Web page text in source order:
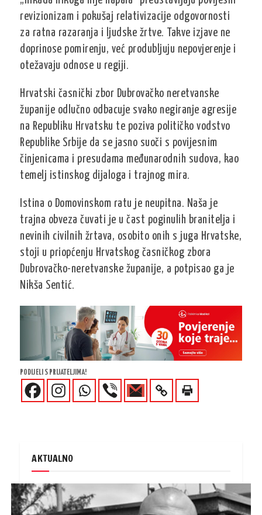
revizionizam i pokušaj relativizacije odgovornosti
za ratna razaranja i ljudske žrtve. Takve izjave ne
doprinose pomirenju, već produbljuju nepovjerenje i
otežavaju odnose u regiji.
Hrvatski časnički zbor Dubrovačko neretvanske
županije odlučno odbacuje svako negiranje agresije
na Republiku Hrvatsku te poziva političko vodstvo
Republike Srbije da se jasno suoči s povijesnim
činjenicama i presudama međunarodnih sudova, kao
temelj istinskog dijaloga i trajnog mira.
Istina o Domovinskom ratu je neupitna. Naša je
trajna obveza čuvati je u čast poginulih branitelja i
nevinih civilnih žrtava, osobito onih s juga Hrvatske,
stoji u priopćenju Hrvatskog časničkog zbora
Dubrovačko-neretvanske županije, a potpisao ga je
Nikša Sentić.
PODIJELI S PRIJATELJIMA!
AKTUALNO